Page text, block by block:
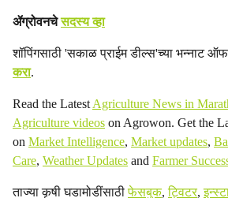
ॲग्रोवनचेसदस्य व्हा
शॉपिंगसाठी 'सकाळ प्राईम डील्स'च्या भन्नाट
करा.
Read the Latest Agriculture News in
Agriculture videos on Agrowon. Get the
on Market Intelligence, Market updates,
Care, Weather Updates and Farmer
ताज्या कृषी घडामोडींसाठीफेसबुक,ट्विटर,